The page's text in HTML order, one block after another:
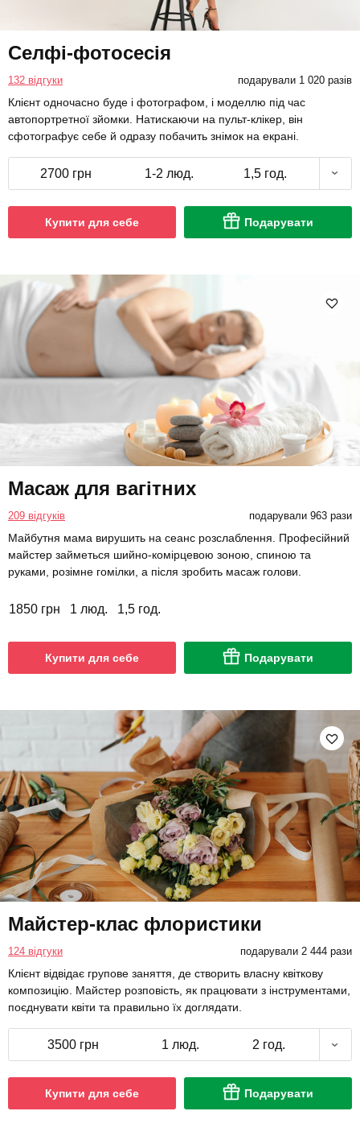
Селфі-фотосесія
132 відгуки подарували 1 020 разів
Клієнт одночасно буде і фотографом, і моделлю під час
автопортретної зйомки. Натискаючи на пульт-клікер, він
сфотографує себе й одразу побачить знімок на екрані.
2700 грн 1-2 люд. 1,5 год.
Купити для себе Подарувати
Масаж для вагітних
209 відгуків подарували 963 рази
Майбутня мама вирушить на сеанс розслаблення. Професійний
майстер займеться шийно-комірцевою зоною, спиною та
руками, розімне гомілки, а після зробить масаж голови.
1850 грн 1 люд. 1,5 год.
Купити для себе Подарувати
Майстер-клас флористики
124 відгуки подарували 2 444 рази
Клієнт відвідає групове заняття, де створить власну квіткову
композицію. Майстер розповість, як працювати з інструментами,
поєднувати квіти та правильно їх доглядати.
3500 грн 1 люд. 2 год.
Купити для себе Подарувати